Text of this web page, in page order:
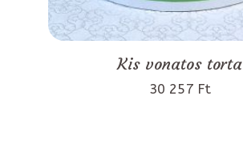
Kis vonatos torta
30 257 Ft